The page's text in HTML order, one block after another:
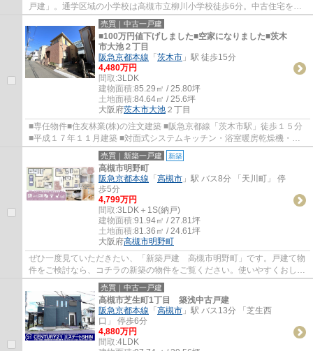
戸建」。通学区域の小学校は高槻市立柳川小学校徒歩6分。中古住宅を選
ぶ際にニーズの高い築5年の物件となってい...
売買｜中古一戸建
■100万円値下げしました■空家になりました■茨木
市大池２丁目
阪急京都本線 「 茨木市 」駅 徒歩15分
4,480万円
間取:3LDK
建物面積:85.29㎡ / 25.80坪
土地面積:84.64㎡ / 25.6坪
大阪府茨木市大池 ２丁目
■専任物件■住友林業(株)の注文建築 ■阪急京都線「茨木市駅」徒歩１５分
■平成１７年１１月建築 ■対面式システムキッチン・浴室暖房乾燥機・
WICなど設備充実 ■学校区：大池小学校・東中...
売買｜新築一戸建 新築
高槻市明野町
阪急京都本線 「 高槻市 」駅 バス8分 「天川町」 停
歩5分
4,799万円
間取:3LDK＋1S(納戸)
建物面積:91.94㎡ / 27.81坪
土地面積:81.36㎡ / 24.61坪
大阪府高槻市明野町
ぜひ一度見ていただきたい、「新築戸建 高槻市明野町」です。戸建て物
件をご検討なら、コチラの新築の物件をご覧ください。使いやすくおしゃ
れでニーズの高いシステムキッチン付きの...
売買｜中古一戸建
高槻市芝生町1丁目 築浅中古戸建
阪急京都本線 「 高槻市 」駅 バス13分 「芝生西
口」 停歩6分
4,880万円
間取:4LDK